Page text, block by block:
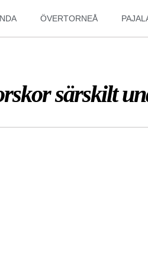
ÖVERTORNEÅ
särskilt